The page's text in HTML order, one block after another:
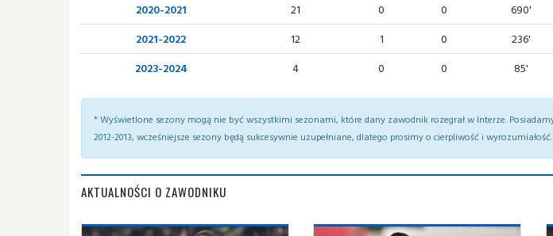
2020-2021
21 0 0 690'
2021-2022
12 1 0 236'
2023-2024
4 0 0 85'
* Wyświetlone sezony mogą nie być wszystkimi sezonami, które dany zawodnik rozegrał w Interze.
2012-2013, wcześniejsze sezony będą sukcesywnie uzupełniane, dlatego prosimy o cierpliwość i wyrozumiałość.
AKTUALNOŚCI O ZAWODNIKU